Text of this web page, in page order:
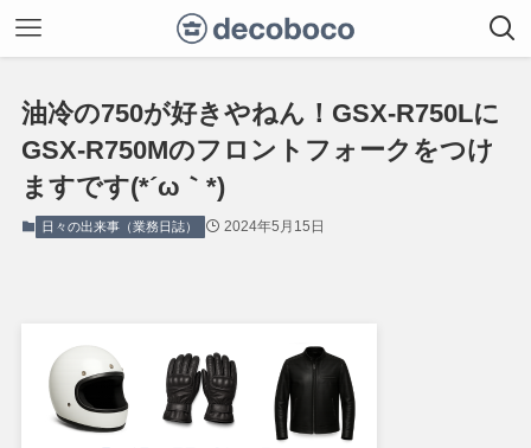
油冷の750が好きやねん！GSX-R750Lに
GSX-R750Mのフロントフォークをつけ
ますです(*´ω｀*)
日々の出来事（業務日誌） 2024年5月15日